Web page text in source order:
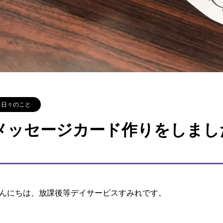
日々のこと
ッセージカード作りをしま
にちは、放課後等デイサービスすみれです。